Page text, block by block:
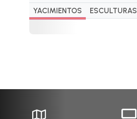
YACIMIENTOS
ESCULTURAS